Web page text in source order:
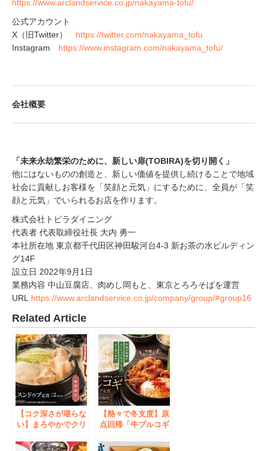
https://www.arclandservice.co.jp/nakayama-tofu/
公式アカウント
X（旧Twitter） https://twitter.com/nakayama_tofu
Instagram https://www.instagram.com/nakayama_tofu/
会社概要
「未来永劫繁栄のために、新しい扉(TOBIRA)を切り開く」
他にはないものの創造と、新しい価値を提供し続けることで地域
社会に貢献しお客様を「笑顔と元気」にするために、全員が「笑
顔と元気」でいられるお店を作ります。
株式会社トビラダイニング
代表者 代表取締役社長 大内 勇一
本社所在地 東京都千代田区神田駿河台4-3 新お茶の水ビルディン
グ14F
設立日 2022年9月1日
業務内容 中山豆腐店、肉めし岡もと、東京とろろそばを運営
URL https://www.arclandservice.co.jp/company/group/#group16
Related Article
【コク深さが堪らな
い】まろやかでクリ
ンドゥブ」中山豆腐
【熱々で冬支度】原
点回帰「牛プルコギ
ど中山豆腐店にて冬